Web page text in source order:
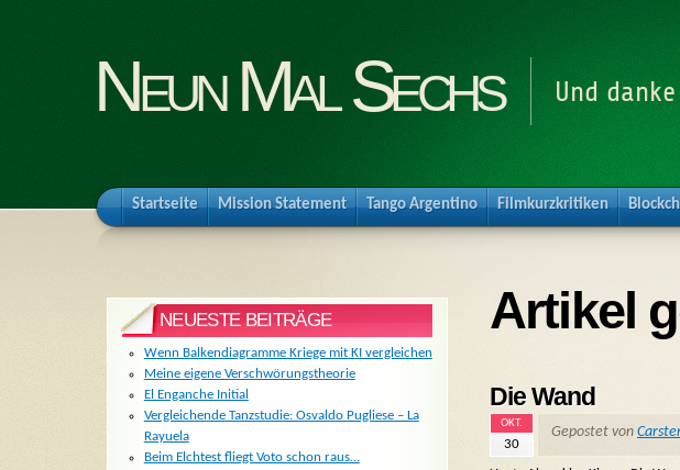
Neun Mal Sechs Und
Startseite Mission Statement Tango Argentino Filmkurzkritiken
Artikel
Die Wand
OKT.
30
Gepostet von
NEUESTE BEITRÄGE
Wenn Balkendiagramme Kriege mit KI vergleichen
Meine eigene Verschwörungstheorie
El Enganche Initial
Vergleichende Tanzstudie: Osvaldo Pugliese – La
Rayuela
Beim Elchtest fliegt Voto schon raus…